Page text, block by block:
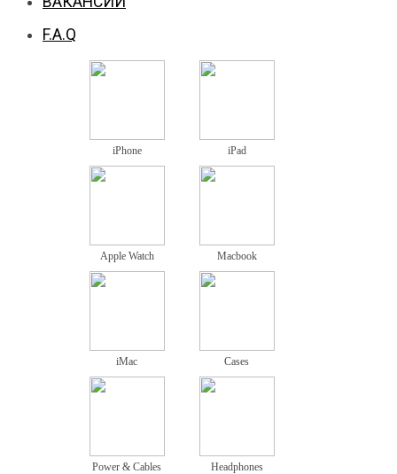
F.A.Q
iPhone iPad
Apple Watch Macbook
iMac Cases
Power & Cables Headphones